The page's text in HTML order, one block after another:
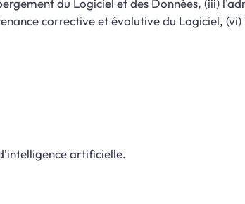
du Logiciel et des Données, (iii)
corrective et évolutive du Logiciel,
artificielle.